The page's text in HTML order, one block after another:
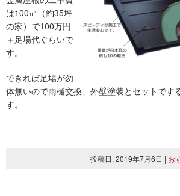
は100㎡（約35坪
の家）で100万円
＋足場代ぐらいで
す。
できれば足場が勿
体無いので雨樋交換、外壁塗装とセットです
す。
投稿日: 2019年7月6日 | お